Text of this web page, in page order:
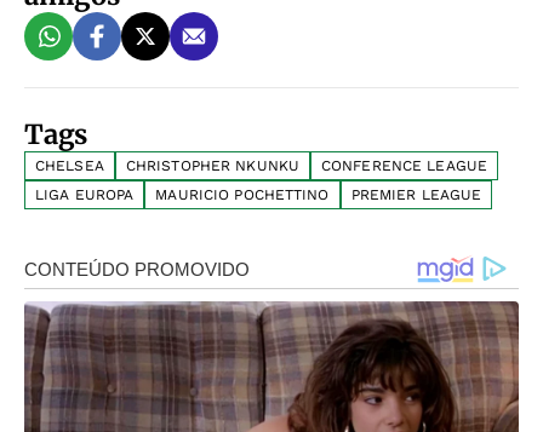
Tags
CHELSEA CHRISTOPHER NKUNKU
CONFERENCE LEAGUE
LIGA EUROPA
MAURICIO POCHETTINO PREMIER LEAGUE